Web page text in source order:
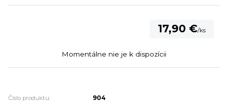
17,90 €/ks
Momentálne nie je k dispozícii
Číslo produktu:
904